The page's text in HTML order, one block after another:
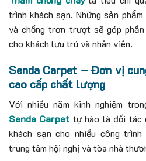
trình khách sạn.Những sản
và chống trơn trượt sẽ góp
cho khách lưu trú và nhân viên.
Senda Carpet – Đơn vị
cao cấp chất lượng
Với nhiều năm kinh nghiệm
Senda Carpet tự hào là đối tác
khách sạn cho nhiều công
trung tâm hội nghị và tòa nhà